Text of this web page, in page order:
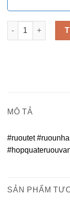
Hộp đựng rượu
MÔ TẢ
#ruoutet
SẢN PHẨM